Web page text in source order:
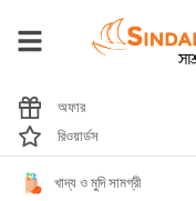
অফার
রিওয়ার্ডস
খাদ্য ও মুদি সামগ্রী